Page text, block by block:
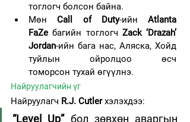
тоглогч болсон байна.
Мөн Call of Duty-ийн Atlanta
FaZe багийн тоглогч Zack ‘Drazah’
Jordan-ийн бага нас, Аляска, Хойд
туйлын ойролцоо өсч
томорсон тухай өгүүлнэ.
Найруулагчийн үг
Найруулагч R.J. Cutler хэлэхдээ:
“Level Up” бол зөвхөн аваргын